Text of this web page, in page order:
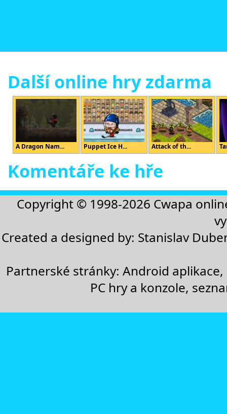
Další online hry zdarma
A Dragon Nam... Puppet Ice H... Attack of th...
Komentáře ke hře
Copyright © 1998-2026 Cwapa
Created a designed by: Stanislav
Partnerské stránky:Android aplikace,
PC hry a konzole,